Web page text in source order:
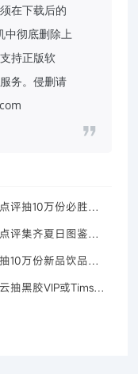
在下载后的
中彻底删除上
持正版软
务。侵删请
大众点评抽10万份必胜客免单
大众点评集齐夏日图鉴抽实物
古茗抽10万份新品饮品免单券
网易云抽黑胶VIP或Tims免单券